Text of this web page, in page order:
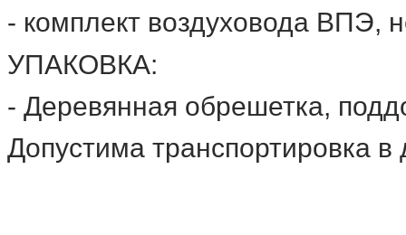
- комплект воздуховода ВПЭ,
УПАКОВКА:
- Деревянная обрешетка,
Допустима транспортировка